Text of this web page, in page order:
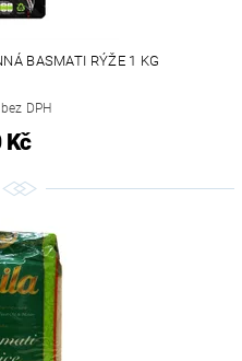
BASMATI RÝŽE 1 KG
DPH
Kč